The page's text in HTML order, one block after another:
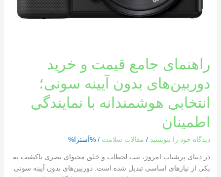
راهنمای جامع قیمت و خرید
دوربین‌های بدون آیینه سونی؛
انتخابی هوشمندانه با نمایندگی
اطمینان
دیدگاه‌ خود را بنویسید / مقالات سلامت / %آسترا%
در دنیای پرشتاب امروز، ثبت لحظات و خلق محتوای بصری باکیفیت به
یکی از نیازهای اساسی تبدیل شده است. دوربین‌های بدون آیینه سونی